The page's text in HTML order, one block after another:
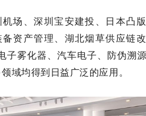
场、深圳宝安建投、日本凸
资产管理、湖北烟草供应链
子雾化器、汽车电子、防伪溯
域均得到日益广泛的应用。